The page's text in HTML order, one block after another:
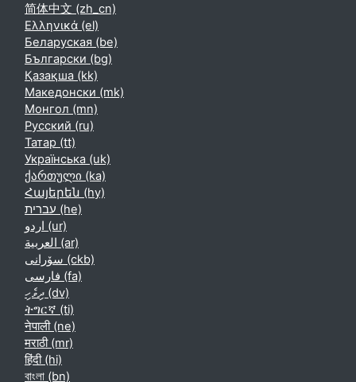
简体中文 ‎(zh_cn)‎
Ελληνικά ‎(el)‎
Беларуская ‎(be)‎
Български ‎(bg)‎
Қазақша ‎(kk)‎
Македонски ‎(mk)‎
Монгол ‎(mn)‎
Русский ‎(ru)‎
Татар ‎(tt)‎
Українська ‎(uk)‎
ქართული ‎(ka)‎
Հայերեն ‎(hy)‎
עברית ‎(he)‎
اردو ‎(ur)‎
العربية ‎(ar)‎
سۆرانی ‎(ckb)‎
فارسی ‎(fa)‎
ދިވެހި ‎(dv)‎
ትግርኛ ‎(ti)‎
नेपाली ‎(ne)‎
मराठी ‎(mr)‎
हिंदी ‎(hi)‎
বাংলা ‎(bn)‎